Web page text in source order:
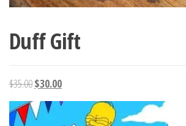
Duff Gift
$35.00El
precio
original
$30.00El
precio